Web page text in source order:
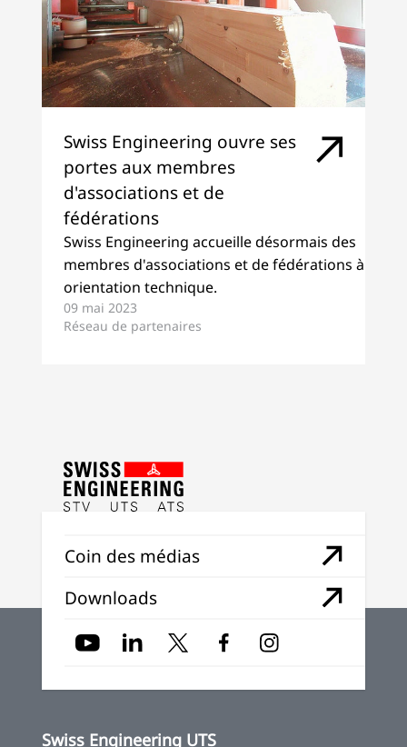
Swiss Engineering ouvre ses
portes aux membres
d'associations et de
fédérations
Swiss Engineering accueille désormais des
membres d'associations et de fédérations à
orientation technique.
09 mai 2023
Réseau de partenaires
Coin des médias
Downloads
Swiss Engineering UTS